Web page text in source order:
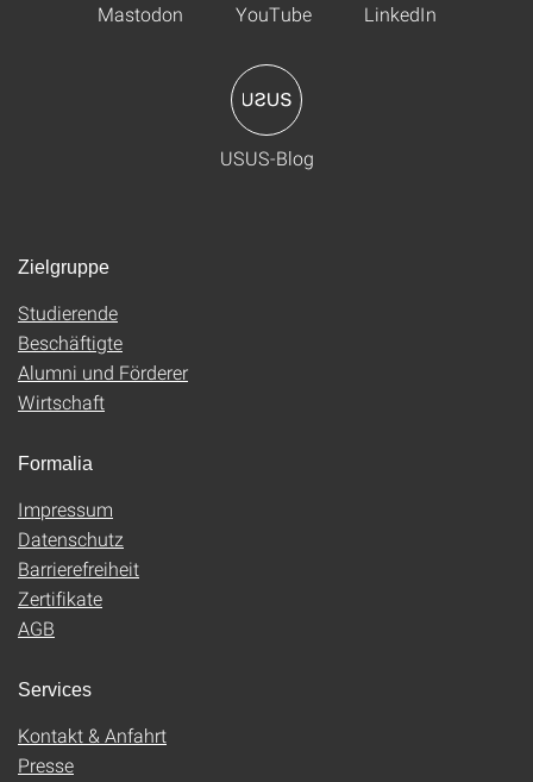
Mastodon YouTube LinkedIn
USUS-Blog
Zielgruppe
Studierende
Beschäftigte
Alumni und Förderer
Wirtschaft
Formalia
Impressum
Datenschutz
Barrierefreiheit
Zertifikate
AGB
Services
Kontakt & Anfahrt
Presse